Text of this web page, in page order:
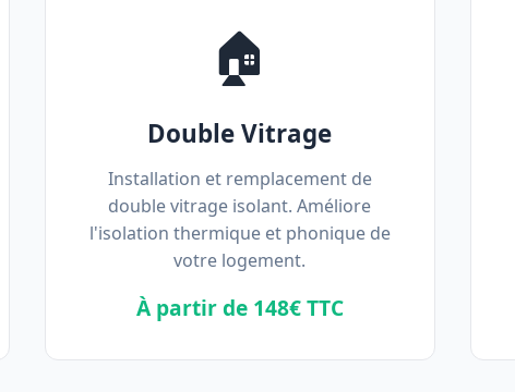
🏠
Double Vitrage
Installation et remplacement de
double vitrage isolant. Améliore
l'isolation thermique et phonique de
votre logement.
À partir de 148€ TTC